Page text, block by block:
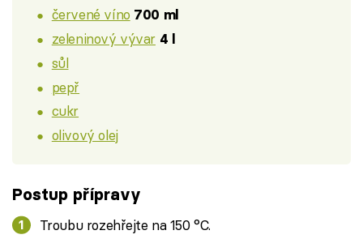
červené víno 700 ml
zeleninový vývar 4 l
sůl
pepř
cukr
olivový olej
Postup přípravy
Troubu rozehřejte na 150 °C.